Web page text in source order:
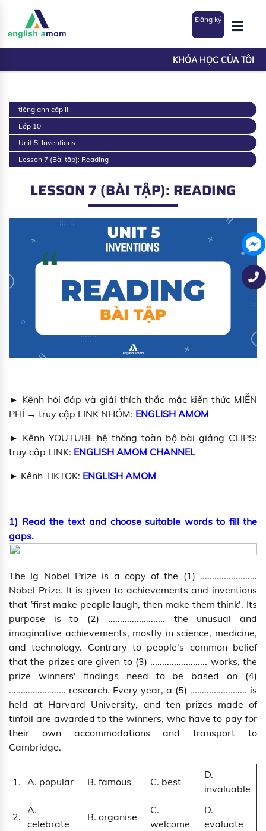
Đăng ký
KHÓA HỌC CỦA TÔI
tiếng anh cấp III
Lớp 10
Unit 5: Inventions
Lesson 7 (Bài tập): Reading
LESSON 7 (BÀI TẬP): READING
► Kênh hỏi đáp và giải thích thắc mắc kiến thức MIỄN
PHÍ → truy cập LINK NHÓM: ENGLISH AMOM
► Kênh YOUTUBE hệ thống toàn bộ bài giảng CLIPS:
truy cập LINK: ENGLISH AMOM CHANNEL
► Kênh TIKTOK: ENGLISH AMOM
1) Read the text and choose suitable words to fill the
gaps.
The Ig Nobel Prize is a copy of the (1) ........................
Nobel Prize. It is given to achievements and inventions
that ‛first make people laugh, then make them think'. Its
purpose is to (2) ........................ the unusual and
imaginative achievements, mostly in science, medicine,
and technology. Contrary to people's common belief
that the prizes are given to (3) ........................ works, the
prize winners' findings need to be based on (4)
........................ research. Every year, a (5) ........................ is
held at Harvard University, and ten prizes made of
tinfoil are awarded to the winners, who have to pay for
their own accommodations and transport to
Cambridge.
1. A. popular B. famous C. best
D.
invaluable
2.
A.
celebrate
B. organise
C.
welcome
D.
evaluate